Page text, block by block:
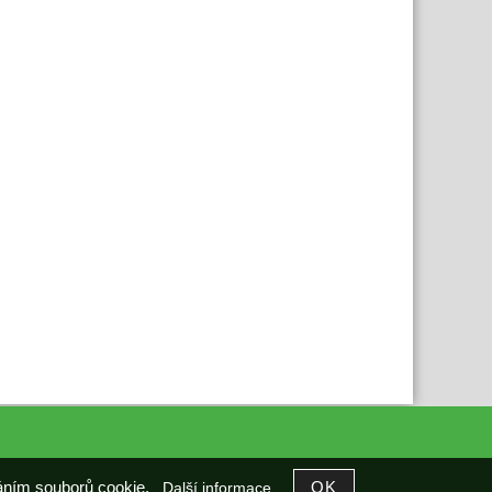
souborů cookie. Další informace